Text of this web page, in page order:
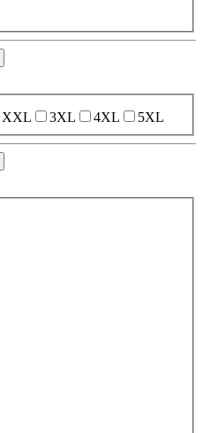
XXL 3XL 4XL 5XL